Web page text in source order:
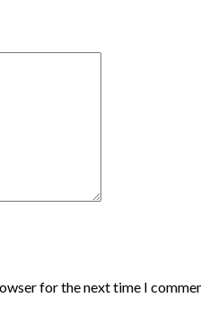
for the next time I